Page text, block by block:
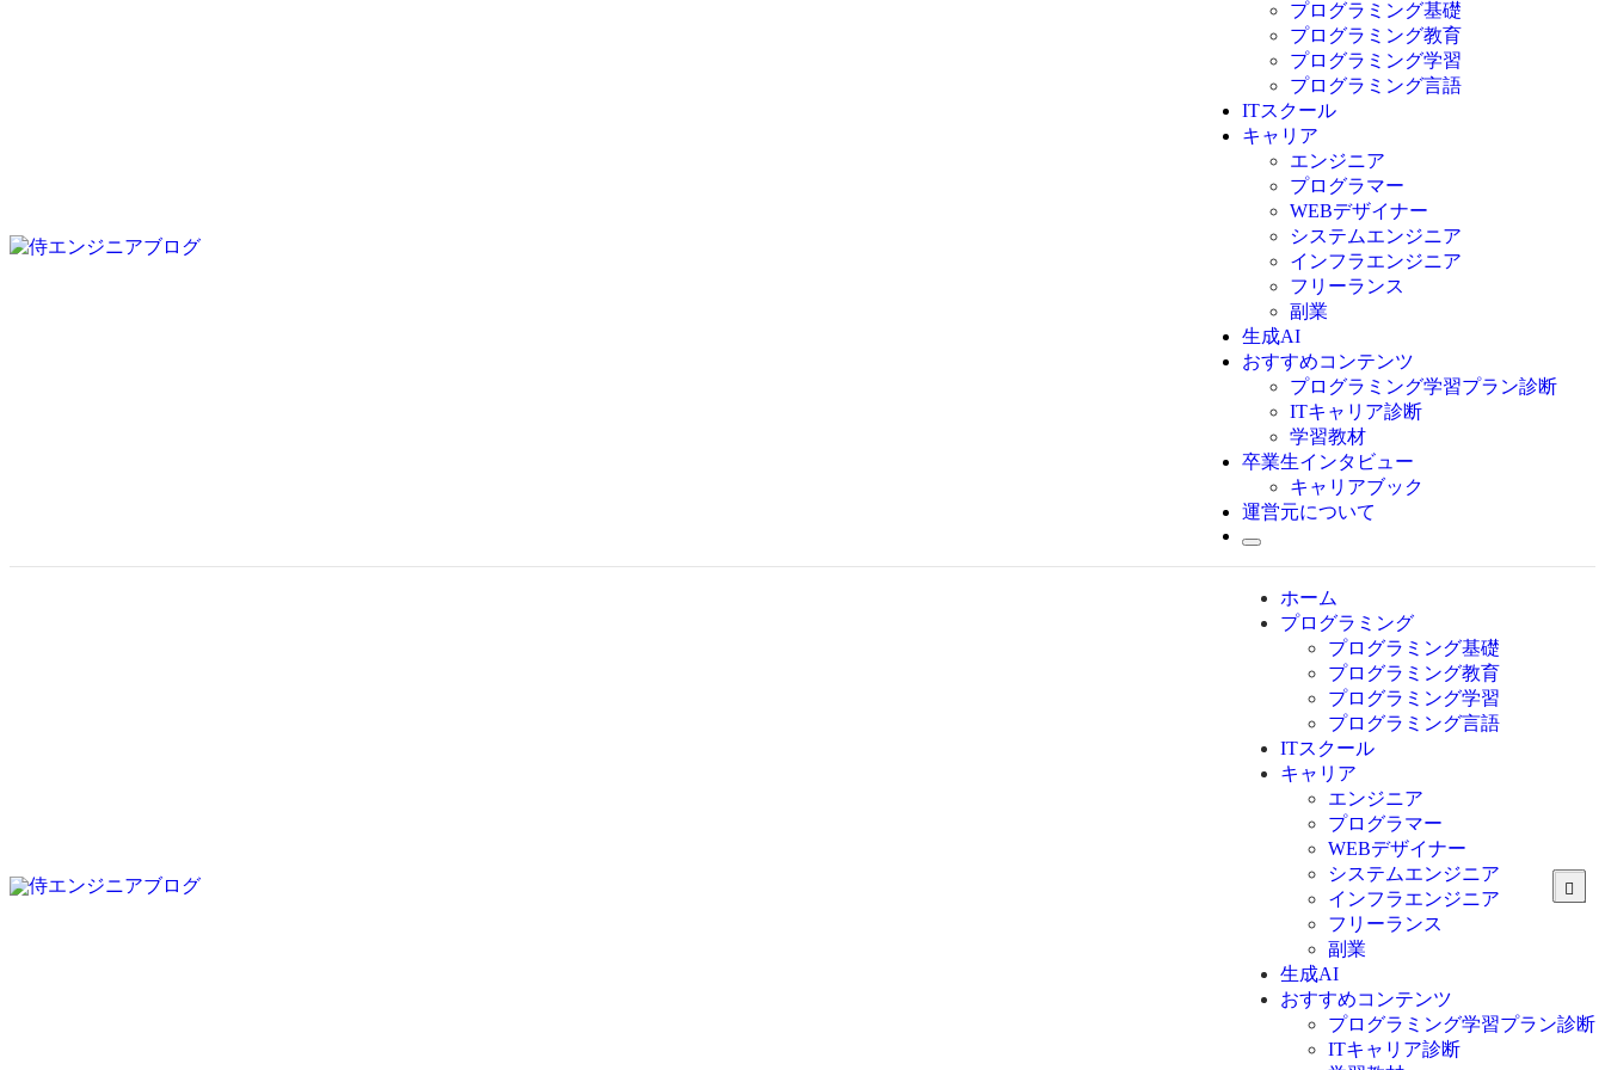
プログラミング基礎
プログラミング教育
プログラミング学習
プログラミング言語
C言語
C#
VBA
Go言語
Kotlin
Java
JavaScript
Swift
Ruby
その他言語
ITスクール
キャリア
エンジニア
プログラマー
WEBデザイナー
システムエンジニア
インフラエンジニア
フリーランス
副業
生成AI
おすすめコンテンツ
プログラミング学習プラン診断
ITキャリア診断
学習教材
卒業生インタビュー
キャリアブック
運営元について
ホーム
プログラミング
プログラミング基礎
プログラミング教育
プログラミング学習
プログラミング言語
C言語
C#
VBA
Go言語
Kotlin
Java
JavaScript
Swift
Ruby
その他言語
ITスクール
キャリア
エンジニア
プログラマー
WEBデザイナー
システムエンジニア
インフラエンジニア
フリーランス
副業
生成AI
おすすめコンテンツ
プログラミング学習プラン診断
ITキャリア診断